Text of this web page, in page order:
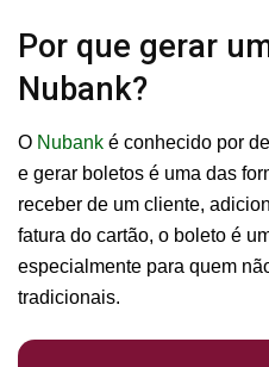
Por que gerar
Nubank?
O Nubank é conhecido por
e gerar boletos é uma das
receber de um cliente,
fatura do cartão, o boleto é
especialmente para quem
tradicionais.